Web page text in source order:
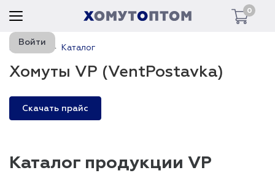
0
Войти
Главная Каталог
Хомуты VP (VentPostavka)
Скачать прайс
Каталог продукции VP